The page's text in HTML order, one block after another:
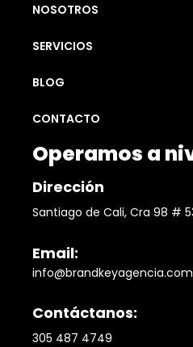
NOSOTROS
SERVICIOS
BLOG
CONTACTO
Operamos a
Dirección
Santiago de Cali, Cra 98 #
Email:
info@brandkeyagencia.com
Contáctanos:
305 487 4749